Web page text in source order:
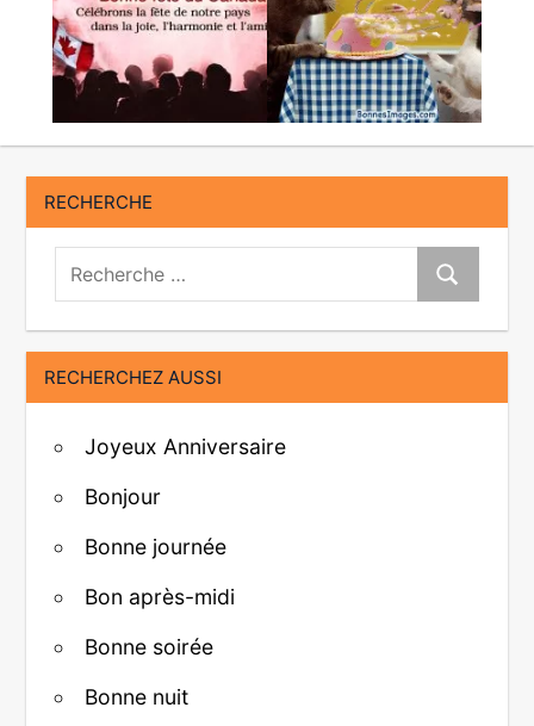
RECHERCHE
Recherche:
Recherche
RECHERCHEZ AUSSI
Joyeux Anniversaire
Bonjour
Bonne journée
Bon après-midi
Bonne soirée
Bonne nuit